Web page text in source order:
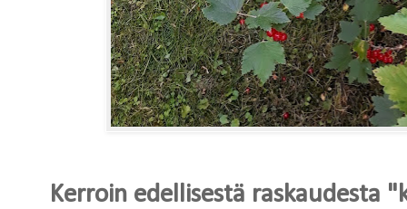
Kerroin edellisestä raskaudesta